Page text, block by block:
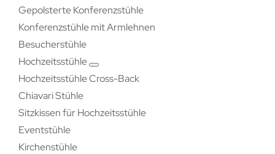
Gepolsterte Konferenzstühle
Konferenzstühle mit Armlehnen
Besucherstühle
Hochzeitsstühle
Hochzeitsstühle Cross-Back
Chiavari Stühle
Sitzkissen für Hochzeitsstühle
Eventstühle
Kirchenstühle